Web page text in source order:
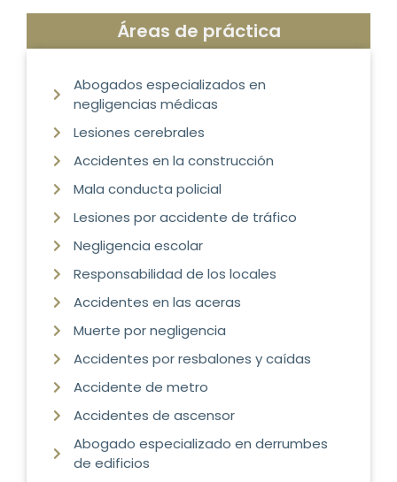
Áreas de práctica
Abogados especializados en
negligencias médicas
Lesiones cerebrales
Accidentes en la construcción
Mala conducta policial
Lesiones por accidente de tráfico
Negligencia escolar
Responsabilidad de los locales
Accidentes en las aceras
Muerte por negligencia
Accidentes por resbalones y caídas
Accidente de metro
Accidentes de ascensor
Abogado especializado en derrumbes
de edificios